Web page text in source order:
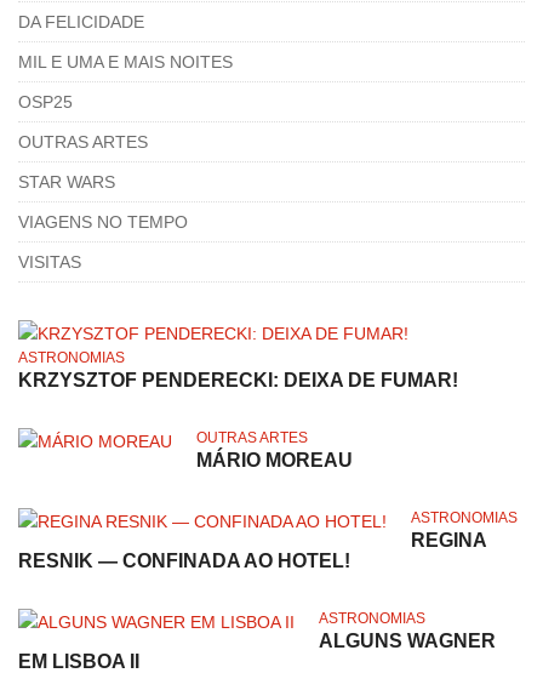
DA FELICIDADE
MIL E UMA E MAIS NOITES
OSP25
OUTRAS ARTES
STAR WARS
VIAGENS NO TEMPO
VISITAS
ASTRONOMIAS
KRZYSZTOF PENDERECKI: DEIXA DE FUMAR!
OUTRAS ARTES
MÁRIO MOREAU
ASTRONOMIAS
REGINA
RESNIK — CONFINADA AO HOTEL!
ASTRONOMIAS
ALGUNS WAGNER
EM LISBOA II